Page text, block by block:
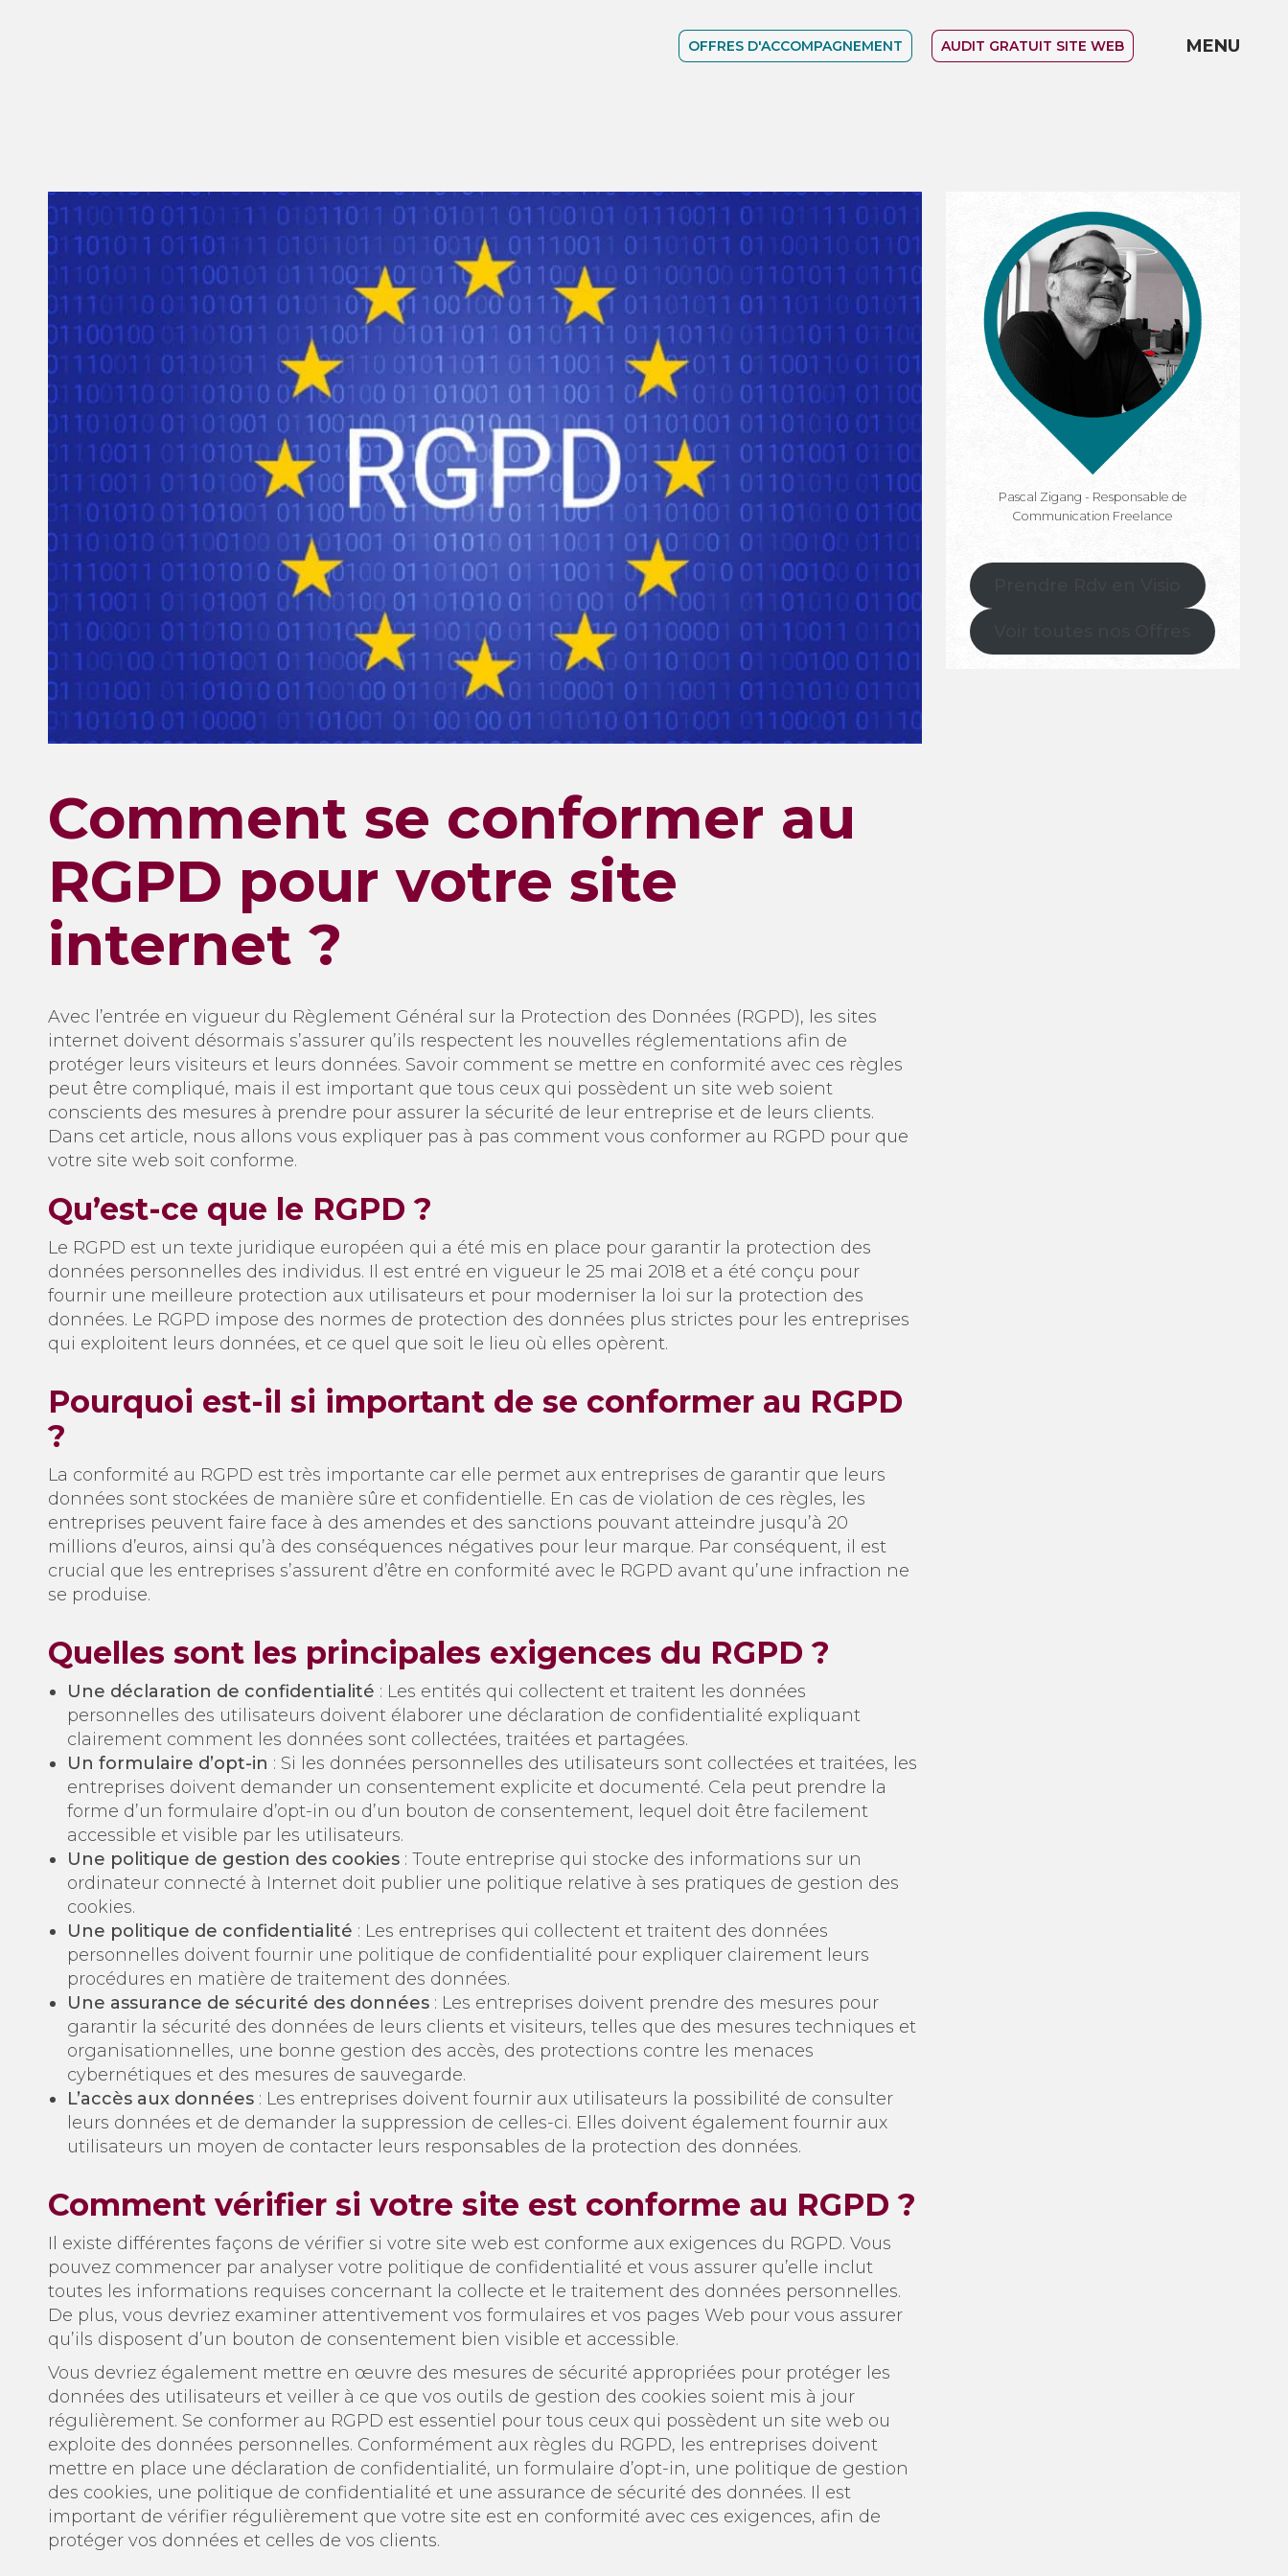
OFFRES D'ACCOMPAGNEMENT AUDIT GRATUIT SITE WEB MENU
Comment se conformer au
RGPD pour votre site
internet ?
Avec l’entrée en vigueur du Règlement Général sur la Protection des Données (RGPD), les sites
internet doivent désormais s’assurer qu’ils respectent les nouvelles réglementations afin de
protéger leurs visiteurs et leurs données. Savoir comment se mettre en conformité avec ces règles
peut être compliqué, mais il est important que tous ceux qui possèdent un site web soient
conscients des mesures à prendre pour assurer la sécurité de leur entreprise et de leurs clients.
Dans cet article, nous allons vous expliquer pas à pas comment vous conformer au RGPD pour que
votre site web soit conforme.
Qu’est-ce que le RGPD ?
Le RGPD est un texte juridique européen qui a été mis en place pour garantir la protection des
données personnelles des individus. Il est entré en vigueur le 25 mai 2018 et a été conçu pour
fournir une meilleure protection aux utilisateurs et pour moderniser la loi sur la protection des
données. Le RGPD impose des normes de protection des données plus strictes pour les entreprises
qui exploitent leurs données, et ce quel que soit le lieu où elles opèrent.
Pourquoi est-il si important de se conformer au RGPD
?
La conformité au RGPD est très importante car elle permet aux entreprises de garantir que leurs
données sont stockées de manière sûre et confidentielle. En cas de violation de ces règles, les
entreprises peuvent faire face à des amendes et des sanctions pouvant atteindre jusqu’à 20
millions d’euros, ainsi qu’à des conséquences négatives pour leur marque. Par conséquent, il est
crucial que les entreprises s’assurent d’être en conformité avec le RGPD avant qu’une infraction ne
se produise.
Quelles sont les principales exigences du RGPD ?
Une déclaration de confidentialité : Les entités qui collectent et traitent les données
personnelles des utilisateurs doivent élaborer une déclaration de confidentialité expliquant
clairement comment les données sont collectées, traitées et partagées.
Un formulaire d’opt-in : Si les données personnelles des utilisateurs sont collectées et traitées, les
entreprises doivent demander un consentement explicite et documenté. Cela peut prendre la
forme d’un formulaire d’opt-in ou d’un bouton de consentement, lequel doit être facilement
accessible et visible par les utilisateurs.
Une politique de gestion des cookies : Toute entreprise qui stocke des informations sur un
ordinateur connecté à Internet doit publier une politique relative à ses pratiques de gestion des
cookies.
Une politique de confidentialité : Les entreprises qui collectent et traitent des données
personnelles doivent fournir une politique de confidentialité pour expliquer clairement leurs
procédures en matière de traitement des données.
Une assurance de sécurité des données : Les entreprises doivent prendre des mesures pour
garantir la sécurité des données de leurs clients et visiteurs, telles que des mesures techniques et
organisationnelles, une bonne gestion des accès, des protections contre les menaces
cybernétiques et des mesures de sauvegarde.
L’accès aux données : Les entreprises doivent fournir aux utilisateurs la possibilité de consulter
leurs données et de demander la suppression de celles-ci. Elles doivent également fournir aux
utilisateurs un moyen de contacter leurs responsables de la protection des données.
Comment vérifier si votre site est conforme au RGPD ?
Il existe différentes façons de vérifier si votre site web est conforme aux exigences du RGPD. Vous
pouvez commencer par analyser votre politique de confidentialité et vous assurer qu’elle inclut
toutes les informations requises concernant la collecte et le traitement des données personnelles.
De plus, vous devriez examiner attentivement vos formulaires et vos pages Web pour vous assurer
qu’ils disposent d’un bouton de consentement bien visible et accessible.
Vous devriez également mettre en œuvre des mesures de sécurité appropriées pour protéger les
données des utilisateurs et veiller à ce que vos outils de gestion des cookies soient mis à jour
régulièrement. Se conformer au RGPD est essentiel pour tous ceux qui possèdent un site web ou
exploite des données personnelles. Conformément aux règles du RGPD, les entreprises doivent
mettre en place une déclaration de confidentialité, un formulaire d’opt-in, une politique de gestion
des cookies, une politique de confidentialité et une assurance de sécurité des données. Il est
important de vérifier régulièrement que votre site est en conformité avec ces exigences, afin de
protéger vos données et celles de vos clients.
Pascal Zigang - Responsable de
Communication Freelance